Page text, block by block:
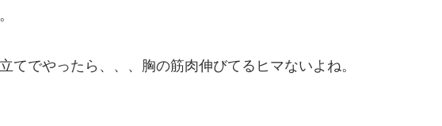
てでやったら、、、胸の筋肉伸びてるヒマないよね。